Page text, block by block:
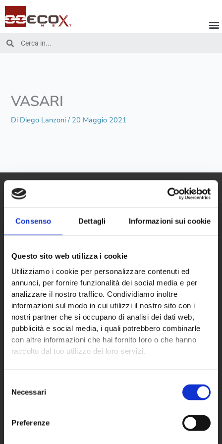
Consenso Dettagli Informazioni sui cookie
Questo sito web utilizza i cookie
Utilizziamo i cookie per personalizzare contenuti ed
annunci, per fornire funzionalità dei social media e per
analizzare il nostro traffico. Condividiamo inoltre
informazioni sul modo in cui utilizzi il nostro sito con i
nostri partner che si occupano di analisi dei dati web,
pubblicità e social media, i quali potrebbero combinarle
con altre informazioni che hai fornito loro o che hanno
raccolto dal tuo utilizzo dei loro servizi.
delNecessari
Preferenze
Vai
al
contenuto
Cerca Cerca
VASARI
Di Diego Lanzoni/ 20 Maggio 2021
ECO NEXT S.p.A.
Sede principale
Via Almisana, 2
48018 Faenza (RA) – IT
Partita IVA: 02670760392